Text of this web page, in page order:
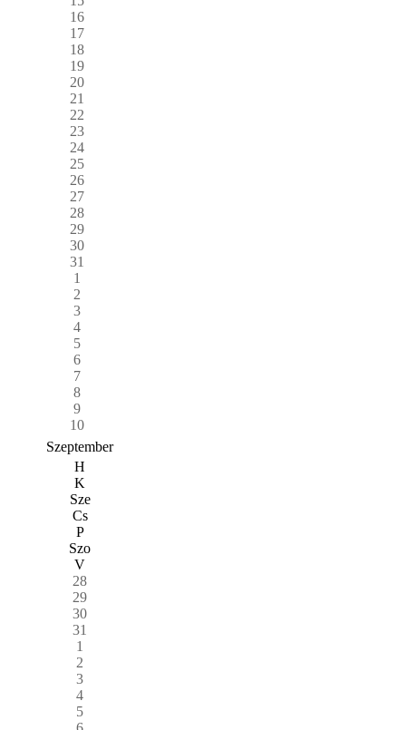
16
17
18
19
20
21
22
23
24
25
26
27
28
29
30
31
1
2
3
4
5
6
7
8
9
10
Szeptember
H
K
Sze
Cs
P
Szo
V
28
29
30
31
1
2
3
4
5